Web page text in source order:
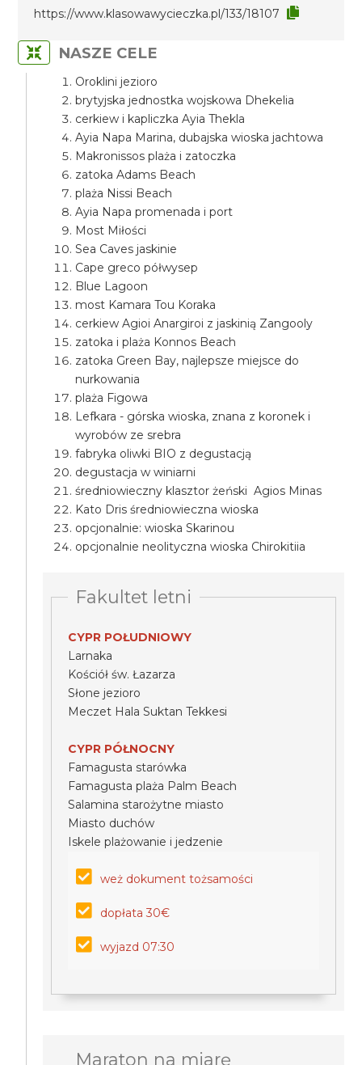
https://www.klasowawycieczka.pl/133/18107
NASZE CELE
Oroklini jezioro
brytyjska jednostka wojskowa Dhekelia
cerkiew i kapliczka Ayia Thekla
Ayia Napa Marina, dubajska wioska jachtowa
Makronissos plaża i zatoczka
zatoka Adams Beach
plaża Nissi Beach
Ayia Napa promenada i port
Most Miłości
Sea Caves jaskinie
Cape greco półwysep
Blue Lagoon
most Kamara Tou Koraka
cerkiew Agioi Anargiroi z jaskinią Zangooly
zatoka i plaża Konnos Beach
zatoka Green Bay, najlepsze miejsce do
nurkowania
plaża Figowa
Lefkara - górska wioska, znana z koronek i
wyrobów ze srebra
fabryka oliwki BIO z degustacją
degustacja w winiarni
średniowieczny klasztor żeński Agios Minas
Kato Dris średniowieczna wioska
opcjonalnie: wioska Skarinou
opcjonalnie neolityczna wioska Chirokitiia
Fakultet letni
CYPR POŁUDNIOWY
Larnaka
Kościół św. Łazarza
Słone jezioro
Meczet Hala Suktan Tekkesi
CYPR PÓŁNOCNY
Famagusta starówka
Famagusta plaża Palm Beach
Salamina starożytne miasto
Miasto duchów
Iskele plażowanie i jedzenie
weż dokument tożsamości
dopłata 30€
wyjazd 07:30
Maraton na miarę